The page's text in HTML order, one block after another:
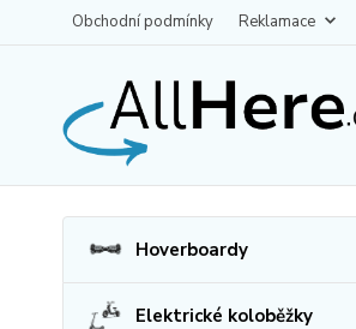
Obchodní podmínky Reklamace
Hoverboardy
Elektrické koloběžky